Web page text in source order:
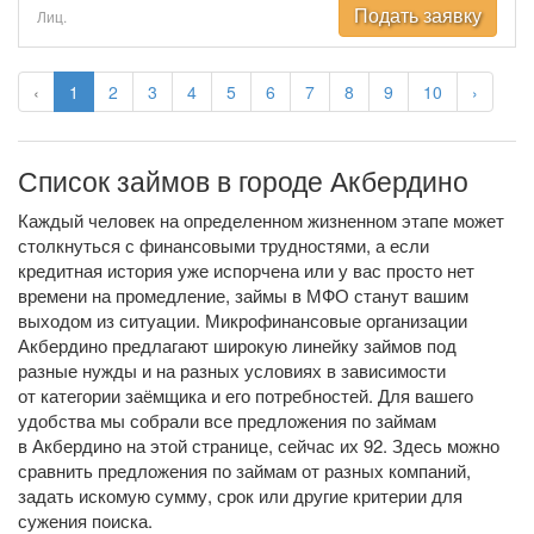
‹ 1 2 3 4 5 6 7 8 9 10 ›
Лиц. Подать заявку
Список займов в городе Акбердино
Каждый человек на определенном жизненном этапе может
столкнуться с финансовыми трудностями, а если
кредитная история уже испорчена или у вас просто нет
времени на промедление, займы в МФО станут вашим
выходом из ситуации. Микрофинансовые организации
Акбердино предлагают широкую линейку займов под
разные нужды и на разных условиях в зависимости
от категории заёмщика и его потребностей. Для вашего
удобства мы собрали все предложения по займам
в Акбердино на этой странице, сейчас их 92. Здесь можно
сравнить предложения по займам от разных компаний,
задать искомую сумму, срок или другие критерии для
сужения поиска.